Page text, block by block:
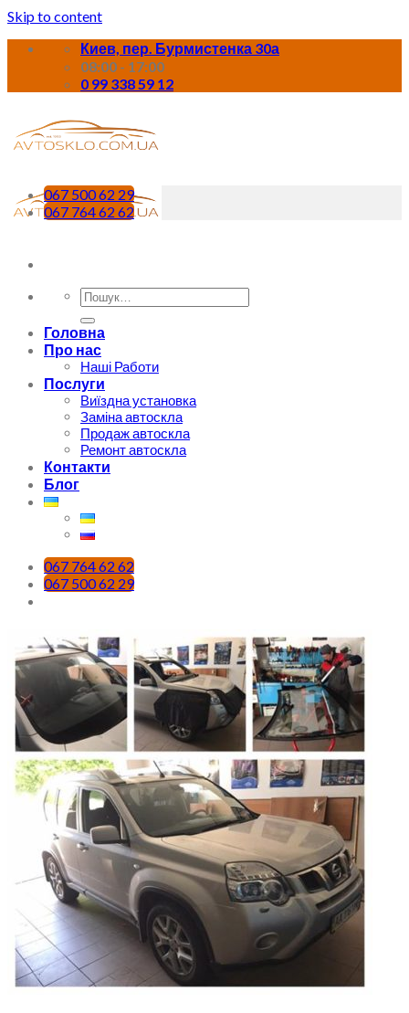
Skip to content
Киев, пер. Бурмистенка 30а
08:00 - 17:00
0 99 338 59 12
Головна
Про нас
Наші Работи
Послуги
Виїздна установка
Заміна автоскла
Продаж автоскла
Ремонт автоскла
Контакти
Блог
067 764 62 62
067 500 62 29
067 500 62 29
067 764 62 62